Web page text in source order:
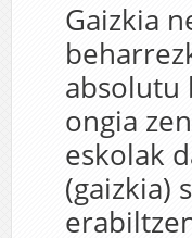
Gaizkia
absolutu
ongia
eskolak
(gaizkia)